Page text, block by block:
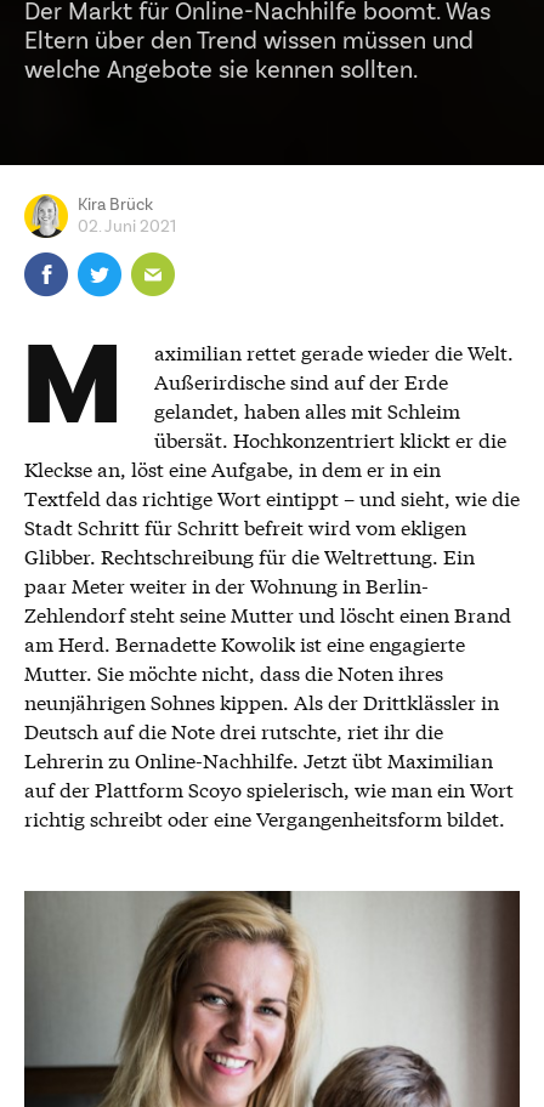
Der Markt für Online-Nachhilfe boomt. Was
Eltern über den Trend wissen müssen und
welche Angebote sie kennen sollten.
Kira Brück
02. Juni 2021
M
aximilian rettet gerade wieder die Welt.
Außerirdische sind auf der Erde
gelandet, haben alles mit Schleim
übersät. Hochkonzentriert klickt er die
Kleckse an, löst eine Aufgabe, in dem er in ein
Textfeld das richtige Wort eintippt – und sieht, wie die
Stadt Schritt für Schritt befreit wird vom ekligen
Glibber. Rechtschreibung für die Weltrettung. Ein
paar Meter weiter in der Wohnung in Berlin-
Zehlendorf steht seine Mutter und löscht einen Brand
am Herd. Bernadette Kowolik ist eine engagierte
Mutter. Sie möchte nicht, dass die Noten ihres
neunjährigen Sohnes kippen. Als der Drittklässler in
Deutsch auf die Note drei rutschte, riet ihr die
Lehrerin zu Online-Nachhilfe. Jetzt übt Maximilian
auf der Plattform Scoyo spielerisch, wie man ein Wort
richtig schreibt oder eine Vergangenheitsform bildet.